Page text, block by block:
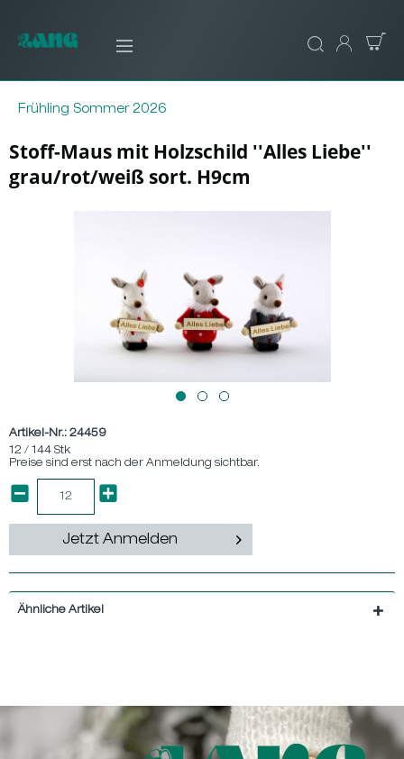
Frühling Sommer 2026
Stoff-Maus mit Holzschild ''Alles Liebe''
grau/rot/weiß sort. H9cm
Artikel-Nr.: 24459
12 / 144 Stk
Preise sind erst nach der Anmeldung sichtbar.
Jetzt Anmelden
Ähnliche Artikel